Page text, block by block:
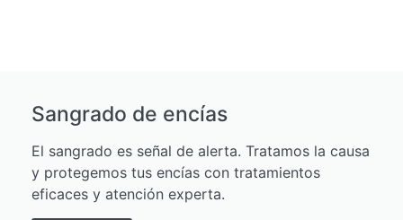
Sangrado de encías
El sangrado es señal de alerta. Tratamos la causa
y protegemos tus encías con tratamientos
eficaces y atención experta.